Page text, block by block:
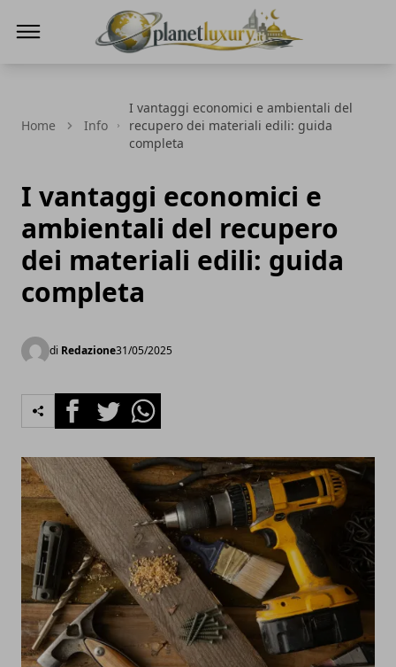
Home Info
I vantaggi economici e ambientali del
recupero dei materiali edili: guida
completa
I vantaggi economici e
ambientali del recupero
dei materiali edili: guida
completa
di Redazione31/05/2025
FacebookTwitterWhatsapp